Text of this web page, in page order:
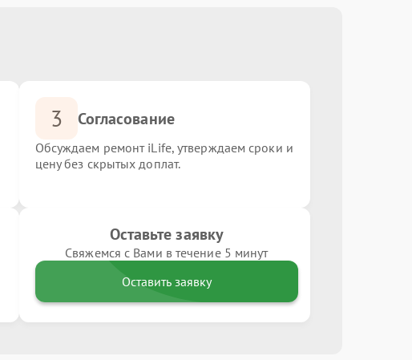
3 Согласование
Обсуждаем ремонт iLife, утверждаем сроки и
цену без скрытых доплат.
Оставьте заявку
Свяжемся с Вами в течение 5 минут
Оставить заявку